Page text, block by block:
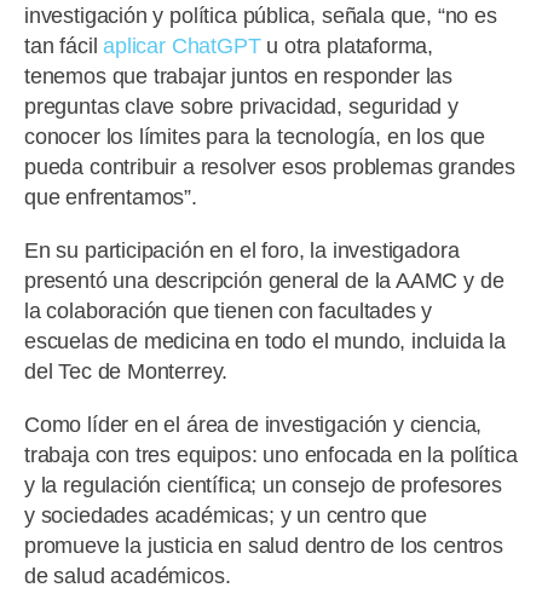
investigación y política pública, señala que, “no es
tan fácilaplicar ChatGPTu otra plataforma,
tenemos que trabajar juntos en responder las
preguntas clave sobre privacidad, seguridad y
conocer los límites para la tecnología, en los que
pueda contribuir a resolver esos problemas grandes
que enfrentamos”.
En su participación en el foro, la investigadora
presentó una descripción general de la AAMC y de
la colaboración que tienen con facultades y
escuelas de medicina en todo el mundo, incluida la
del Tec de Monterrey.
Como líder en el área de investigación y ciencia,
trabaja con tres equipos: uno enfocada en la política
y la regulación científica; un consejo de profesores
y sociedades académicas; y un centro que
promueve la justicia en salud dentro de los centros
de salud académicos.